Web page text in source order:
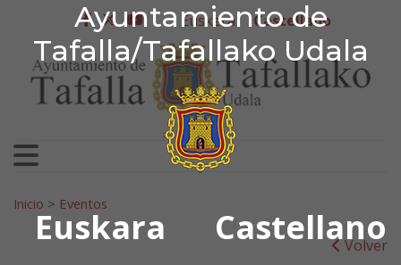
Ayuntamiento de
Tafalla/Tafallako Udala
Euskara Castellano
Ir al contenido
Ayuntamiento de
facebook
twitter
youtube
Euskera Castellano
Search for:
Inicio > Eventos
Volver